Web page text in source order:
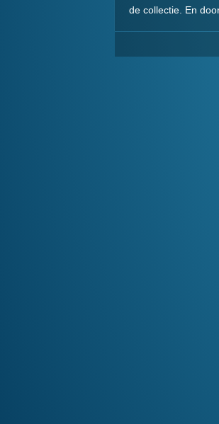
de collectie. En